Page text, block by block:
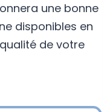
une bonne
disponibles en
de votre